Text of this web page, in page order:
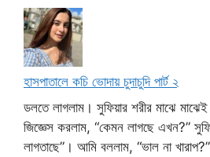
হাসপাতালে কচি ভোদায় চুদাচুদি পার্ট ২
ডলতে লাগলাম। সুফিয়ার শরীর মাঝে
জিজ্ঞেস করলাম, “কেমন লাগছে এখন?”
লাগতাছে”। আমি বললাম, “ভাল না খারাপ?”